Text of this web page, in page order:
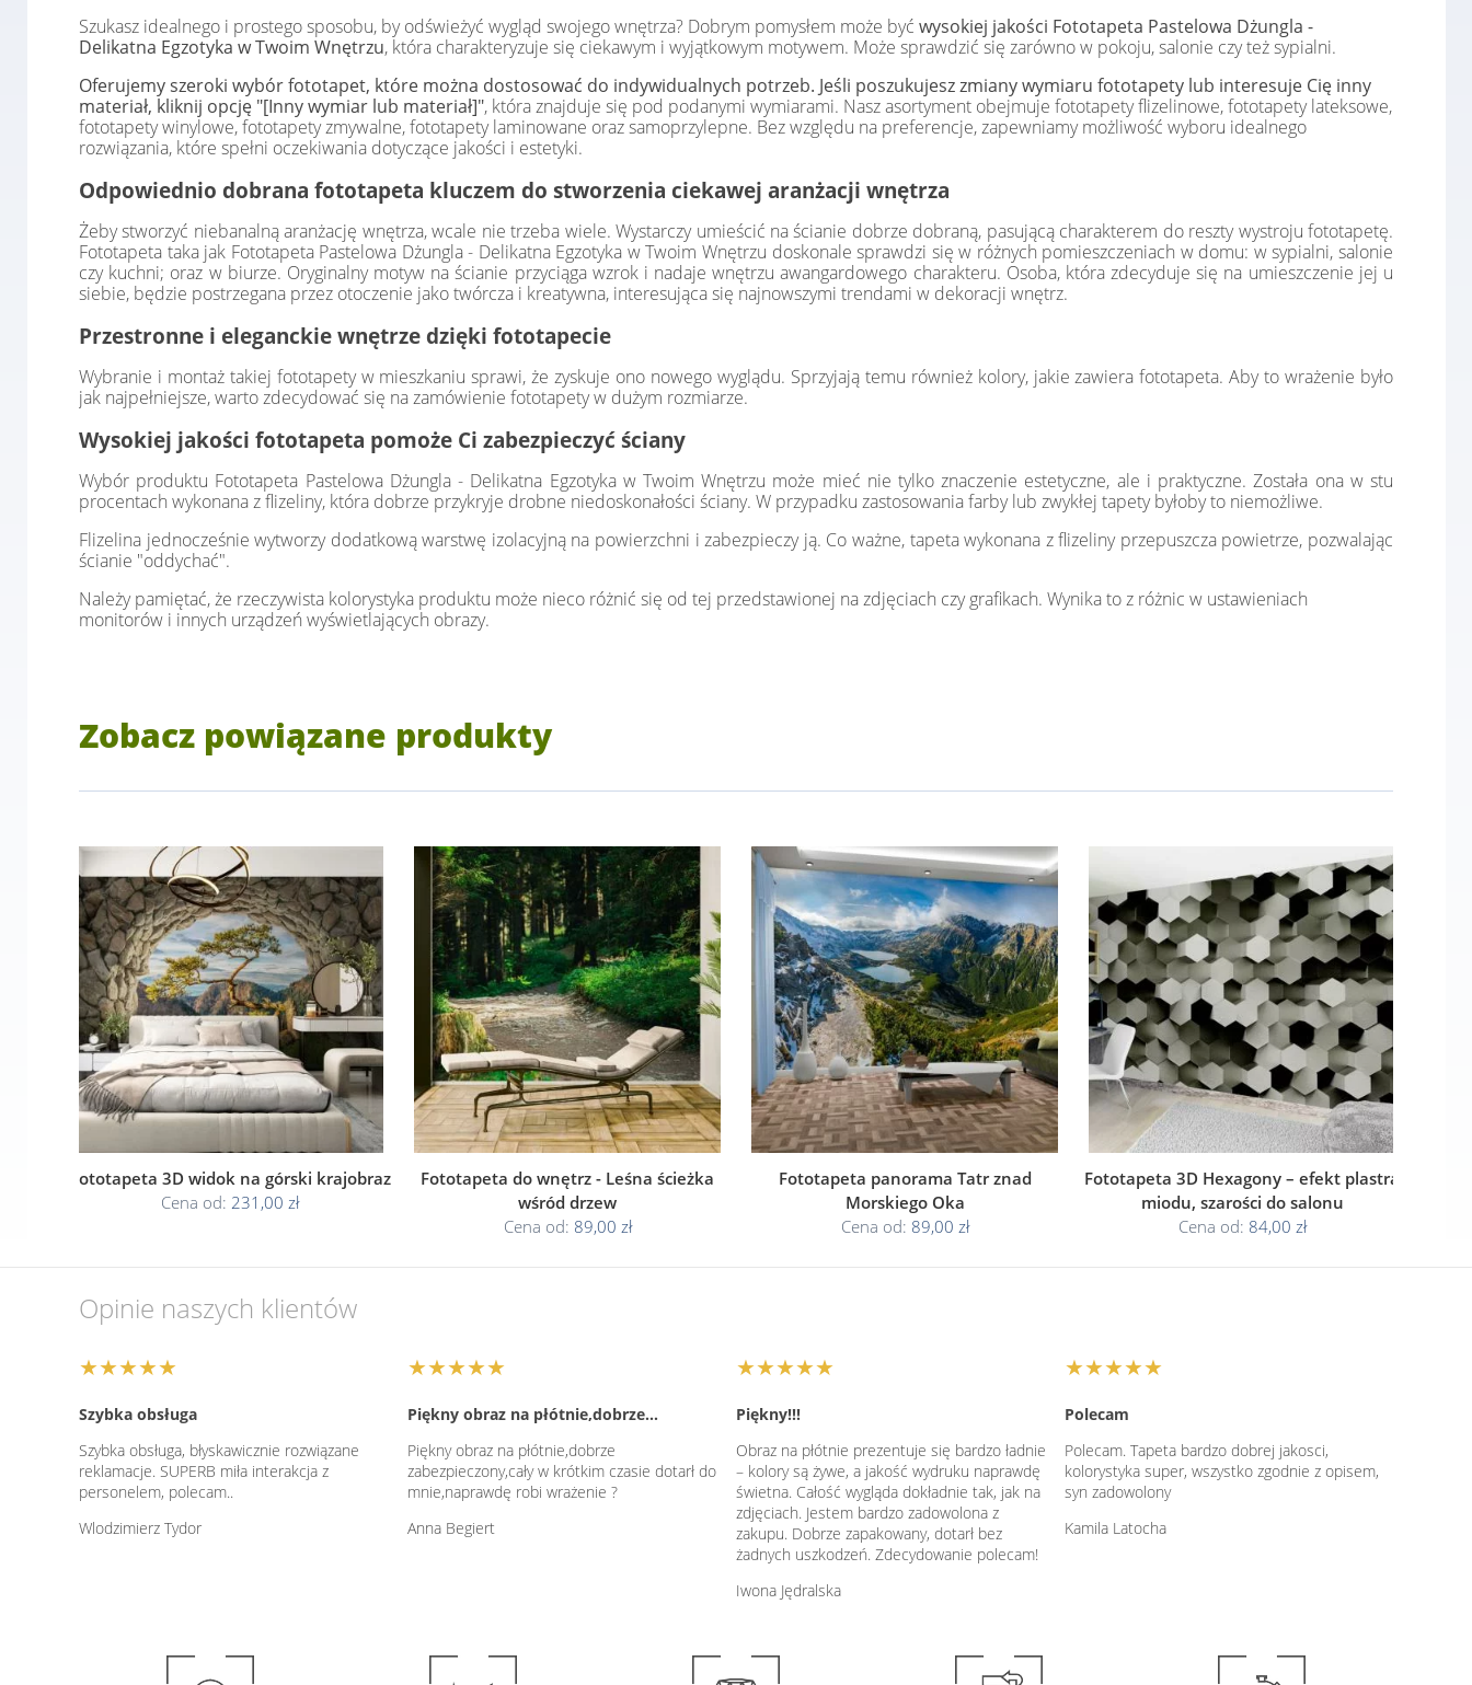
Szukasz idealnego i prostego sposobu, by odświeżyć wygląd swojego wnętrza? Dobrym pomysłem może być wysokiej jakości Fototapeta Pastelowa Dżungla -
Delikatna Egzotyka w Twoim Wnętrzu, która charakteryzuje się ciekawym i wyjątkowym motywem. Może sprawdzić się zarówno w pokoju, salonie czy też sypialni.
Oferujemy szeroki wybór fototapet, które można dostosować do indywidualnych potrzeb. Jeśli poszukujesz zmiany wymiaru fototapety lub interesuje Cię inny
materiał, kliknij opcję "[Inny wymiar lub materiał]", która znajduje się pod podanymi wymiarami. Nasz asortyment obejmuje fototapety flizelinowe, fototapety lateksowe,
fototapety winylowe, fototapety zmywalne, fototapety laminowane oraz samoprzylepne. Bez względu na preferencje, zapewniamy możliwość wyboru idealnego
rozwiązania, które spełni oczekiwania dotyczące jakości i estetyki.
Odpowiednio dobrana fototapeta kluczem do stworzenia ciekawej aranżacji wnętrza
Żeby stworzyć niebanalną aranżację wnętrza, wcale nie trzeba wiele. Wystarczy umieścić na ścianie dobrze dobraną, pasującą charakterem do reszty wystroju fototapetę.
Fototapeta taka jak Fototapeta Pastelowa Dżungla - Delikatna Egzotyka w Twoim Wnętrzu doskonale sprawdzi się w różnych pomieszczeniach w domu: w sypialni, salonie
czy kuchni; oraz w biurze. Oryginalny motyw na ścianie przyciąga wzrok i nadaje wnętrzu awangardowego charakteru. Osoba, która zdecyduje się na umieszczenie jej u
siebie, będzie postrzegana przez otoczenie jako twórcza i kreatywna, interesująca się najnowszymi trendami w dekoracji wnętrz.
Przestronne i eleganckie wnętrze dzięki fototapecie
Wybranie i montaż takiej fototapety w mieszkaniu sprawi, że zyskuje ono nowego wyglądu. Sprzyjają temu również kolory, jakie zawiera fototapeta. Aby to wrażenie było
jak najpełniejsze, warto zdecydować się na zamówienie fototapety w dużym rozmiarze.
Wysokiej jakości fototapeta pomoże Ci zabezpieczyć ściany
Wybór produktu Fototapeta Pastelowa Dżungla - Delikatna Egzotyka w Twoim Wnętrzu może mieć nie tylko znaczenie estetyczne, ale i praktyczne. Została ona w stu
procentach wykonana z flizeliny, która dobrze przykryje drobne niedoskonałości ściany. W przypadku zastosowania farby lub zwykłej tapety byłoby to niemożliwe.
Flizelina jednocześnie wytworzy dodatkową warstwę izolacyjną na powierzchni i zabezpieczy ją. Co ważne, tapeta wykonana z flizeliny przepuszcza powietrze, pozwalając
ścianie "oddychać".
Należy pamiętać, że rzeczywista kolorystyka produktu może nieco różnić się od tej przedstawionej na zdjęciach czy grafikach. Wynika to z różnic w ustawieniach
monitorów i innych urządzeń wyświetlających obrazy.
Zobacz powiązane produkty
Fototapeta 3D widok na górski krajobraz
Cena od: 231,00 zł
Fototapeta do wnętrz - Leśna ścieżka
wśród drzew
Cena od: 89,00 zł
Fototapeta panorama Tatr znad
Morskiego Oka
Cena od: 89,00 zł
Fototapeta 3D Hexagony – efekt plastra
miodu, szarości do salonu
Cena od: 84,00 zł
Opinie naszych klientów
★★★★★
Szybka obsługa
Szybka obsługa, błyskawicznie rozwiązane
reklamacje. SUPERB miła interakcja z
personelem, polecam..
Wlodzimierz Tydor
★★★★★
Piękny obraz na płótnie,dobrze…
Piękny obraz na płótnie,dobrze
zabezpieczony,cały w krótkim czasie dotarł do
mnie,naprawdę robi wrażenie ?
Anna Begiert
★★★★★
Piękny!!!
Obraz na płótnie prezentuje się bardzo ładnie
– kolory są żywe, a jakość wydruku naprawdę
świetna. Całość wygląda dokładnie tak, jak na
zdjęciach. Jestem bardzo zadowolona z
zakupu. Dobrze zapakowany, dotarł bez
żadnych uszkodzeń. Zdecydowanie polecam!
Iwona Jędralska
★★★★★
Polecam
Polecam. Tapeta bardzo dobrej jakosci,
kolorystyka super, wszystko zgodnie z opisem,
syn zadowolony
Kamila Latocha